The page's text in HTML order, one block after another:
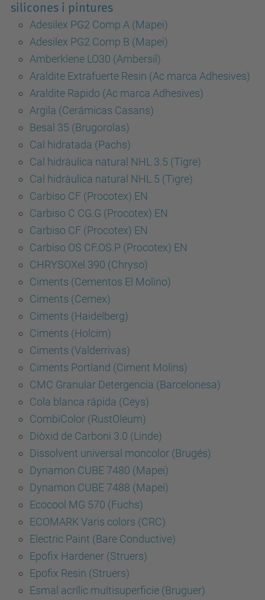
silicones i pintures
Adesilex PG2 Comp A (Mapei)
Adesilex PG2 Comp B (Mapei)
Amberklene LO30 (Ambersil)
Araldite Extrafuerte Resin (Ac marca Adhesives)
Araldite Rapido (Ac marca Adhesives)
Argila (Cerámicas Casans)
Besal 35 (Brugorolas)
Cal hidratada (Pachs)
Cal hidràulica natural NHL 3.5 (Tigre)
Cal hidràulica natural NHL 5 (Tigre)
Carbiso CF (Procotex) EN
Carbiso C CG.G (Procotex) EN
Carbiso CF (Procotex) EN
Carbiso OS CF.OS.P (Procotex) EN
CHRYSOXel 390 (Chryso)
Ciments (Cementos El Molino)
Ciments (Cemex)
Ciments (Haidelberg)
Ciments (Holcim)
Ciments (Valderrivas)
Ciments Portland (Ciment Molins)
CMC Granular Detergencia (Barcelonesa)
Cola blanca rápida (Ceys)
CombiColor (RustOleum)
Diòxid de Carboni 3.0 (Linde)
Dissolvent universal moncolor (Brugés)
Dynamon CUBE 7480 (Mapei)
Dynamon CUBE 7488 (Mapei)
Ecocool MG 570 (Fuchs)
ECOMARK Varis colors (CRC)
Electric Paint (Bare Conductive)
Epofix Hardener (Struers)
Epofix Resin (Struers)
Esmal acrílic multisuperficie (Bruguer)